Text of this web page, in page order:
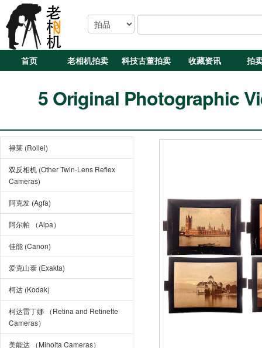
首页 老相机拍卖 科技古董拍卖 收藏资讯 拍
5 Original Photographic
禄莱 (Rollei)
双反相机 (Other Twin-Lens Reflex
Cameras)
阿克发 (Agfa)
阿尔帕 （Alpa）
佳能 (Canon)
爱克山泰 (Exakta)
柯达 (Kodak)
柯达雷丁娜 （Retina and Retinette
Cameras）
美能达 （Minolta Cameras）